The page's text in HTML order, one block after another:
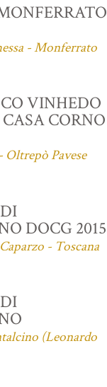
- Monferrato
VINHEDO
CORNO
Pavese
DOCG 2015
- Toscana
(Leonardo